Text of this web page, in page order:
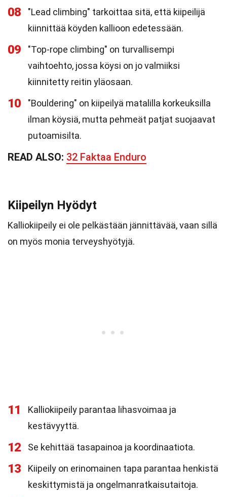
08
"Lead climbing" tarkoittaa sitä, että kiipeilijä
kiinnittää köyden kallioon edetessään.
09
"Top-rope climbing" on turvallisempi
vaihtoehto, jossa köysi on jo valmiiksi
kiinnitetty reitin yläosaan.
10
"Bouldering" on kiipeilyä matalilla korkeuksilla
ilman köysiä, mutta pehmeät patjat suojaavat
putoamisilta.
READ ALSO: 32 Faktaa Enduro
Kiipeilyn Hyödyt
Kalliokiipeily ei ole pelkästään jännittävää, vaan sillä
on myös monia terveyshyötyjä.
11
Kalliokiipeily parantaa lihasvoimaa ja
kestävyyttä.
12 Se kehittää tasapainoa ja koordinaatiota.
13
Kiipeily on erinomainen tapa parantaa henkistä
keskittymistä ja ongelmanratkaisutaitoja.